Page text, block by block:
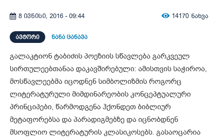
8 ივნისი, 2016 - 09:44 14170 ნახვა
ᲐᲕᲢᲝᲠᲘ ნანა ცანავა
გალაკტიონ ტაბიძის პოეზიის სწავლება გარკვეულ
სირთულეებთანაა დაკავშირებული: ამისთვის საჭიროა,
მოსწავლეებმა იცოდნენ სიმბოლიზმის როგორც
ლიტერატურული მიმდინარეობის კონცეპტუალური
პრინციპები, წარმოდგენა ჰქონდეთ ბიბლიურ
მეტაფორებსა და პარადიგმებზე და იცნობდნენ
მსოფლიო ლიტერატურის კლასიკოსებს. გასაოცარია